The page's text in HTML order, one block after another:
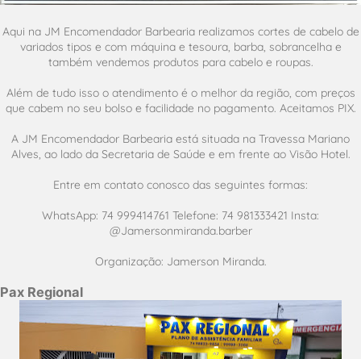
Aqui na JM Encomendador Barbearia realizamos cortes de cabelo de
variados tipos e com máquina e tesoura, barba, sobrancelha e
também vendemos produtos para cabelo e roupas.
Além de tudo isso o atendimento é o melhor da região, com preços
que cabem no seu bolso e facilidade no pagamento. Aceitamos PIX.
A JM Encomendador Barbearia está situada na Travessa Mariano
Alves, ao lado da Secretaria de Saúde e em frente ao Visão Hotel.
Entre em contato conosco das seguintes formas:
WhatsApp: 74 999414761 Telefone: 74 981333421 Insta:
@Jamersonmiranda.barber
Organização: Jamerson Miranda.
Pax Regional